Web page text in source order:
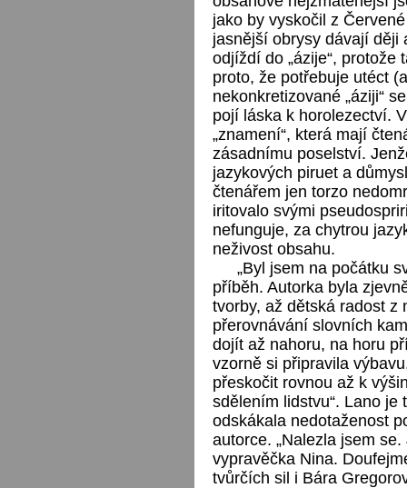
jako by vyskočil z
jasnější obrysy dávají ději
odjíždí do „ázije“, protože
proto, že potřebuje utéct
nekonkretizované „áziji“
pojí láska k horolezectví.
„znamení“, která mají
zásadnímu poselství.
jazykových piruet a
čtenářem jen torzo
iritovalo svými
nefunguje, za chytrou
neživost obsahu.
„Byl jsem na počátku
příběh. Autorka byla
tvorby, až dětská radost z
přerovnávání slovních
dojít až nahoru, na horu
vzorně si připravila
přeskočit rovnou až k
sdělením lidstvu“. Lano je
odskákala nedotaženost
autorce. „Nalezla jsem
vypravěčka Nina.
tvůrčích sil i Bára